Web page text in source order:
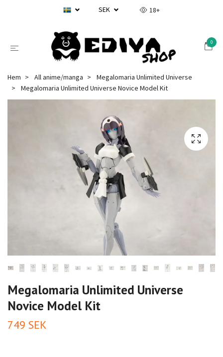
SEK 18+
0
Hem All anime/manga
Megalomaria Unlimited Universe
Megalomaria Unlimited Universe Novice Model Kit
Megalomaria Unlimited Universe
Novice Model Kit
749 SEK